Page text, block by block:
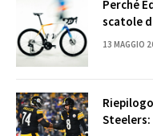
Perché
scatole
13 MAGGIO